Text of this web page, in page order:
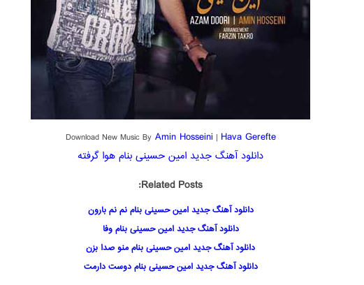
Download New Music ByAmin Hosseini | Hava Gerefte
دانلود آهنگ جدید امین حسینی بنام هوا گرفته
Related Posts:
دانلود آهنگ جدید امین حسینی بنام نم نم بارون
دانلود آهنگ جدید امین حسینی بنام وفا
دانلود آهنگ جدید امین حسینی بنام منو صدا بزن
دانلود آهنگ جدید امین حسینی بنام دوست دارمت